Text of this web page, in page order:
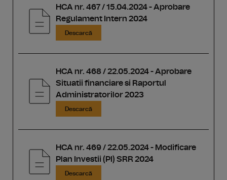
HCA nr. 467 / 15.04.2024 - Aprobare
Regulament Intern 2024
Descarcă
HCA nr. 468 / 22.05.2024 - Aprobare
Situatii financiare si Raportul
Administratorilor 2023
Descarcă
HCA nr. 469 / 22.05.2024 - Modificare
Plan Investii (PI) SRR 2024
Descarcă